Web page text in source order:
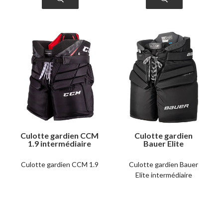
Culotte gardien CCM
1.9 intermédiaire
Culotte gardien CCM 1.9
Culotte gardien
Bauer Elite
Culotte gardien Bauer
Elite intermédiaire